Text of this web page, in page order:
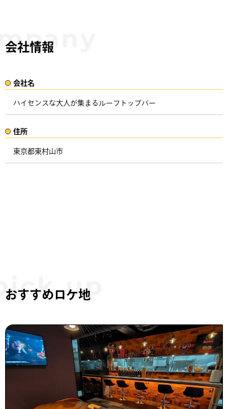
会社情報
会社名​
ハイセンスな大人が集まるルーフトップバー
住所​​
東京都東村山市 ​
おすすめロケ地